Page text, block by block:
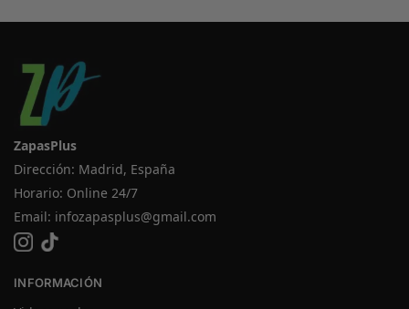
ZapasPlus
Dirección: Madrid, España
Horario: Online 24/7
Email: infozapasplus@gmail.com
INFORMACIÓN